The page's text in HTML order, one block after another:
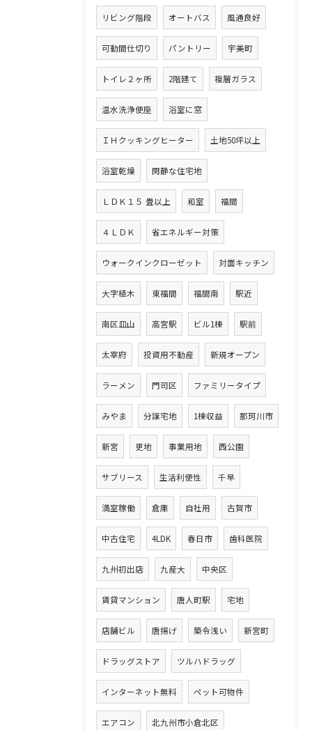
リビング階段 オートバス 風通良好
可動間仕切り パントリー 宇美町
トイレ２ヶ所 2階建て 複層ガラス
温水洗浄便座 浴室に窓
ＩＨクッキングヒーター 土地50坪以上
浴室乾燥 閑静な住宅地
ＬＤＫ１５ 畳以上 和室 福間
４ＬＤＫ 省エネルギー対策
ウォークインクローゼット 対面キッチン
大字植木 東福間 福間南 駅近
南区皿山 高宮駅 ビル1棟 駅前
太宰府 投資用不動産 新規オープン
ラーメン 門司区 ファミリータイプ
みやま 分譲宅地 1棟収益 那珂川市
新宮 更地 事業用地 西公園
サブリース 生活利便性 千早
満室稼働 倉庫 自社用 古賀市
中古住宅 4LDK 春日市 歯科医院
九州初出店 九産大 中央区
賃貸マンション 唐人町駅 宅地
店舗ビル 唐揚げ 築令浅い 新宮町
ドラッグストア ツルハドラッグ
インターネット無料 ペット可物件
エアコン 北九州市小倉北区